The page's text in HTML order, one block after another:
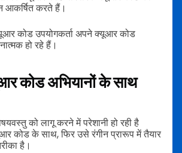
आकर्षित करते हैं।
कोड उपयोगकर्ता अपने क्यूआर कोड
हो रहे हैं।
कोड अभियानों के साथ
को लागू करने में परेशानी हो रही है
कोड के साथ, फिर उसे रंगीन प्रारूप में तैयार
है।